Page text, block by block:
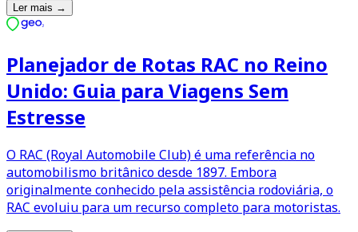
Ler mais →
Planejador de Rotas RAC no Reino
Unido: Guia para Viagens Sem
Estresse
O RAC (Royal Automobile Club) é uma referência no
automobilismo britânico desde 1897. Embora
originalmente conhecido pela assistência rodoviária, o
RAC evoluiu para um recurso completo para motoristas.